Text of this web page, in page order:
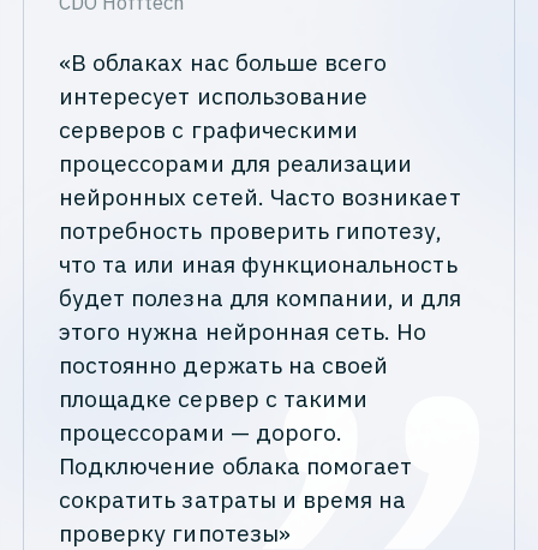
«В облаках нас больше всего
интересует использование
серверов с графическими
процессорами для реализации
нейронных сетей. Часто возникает
потребность проверить гипотезу,
что та или иная функциональность
будет полезна для компании, и для
этого нужна нейронная сеть. Но
постоянно держать на своей
площадке сервер с такими
процессорами — дорого.
Подключение облака помогает
сократить затраты и время на
проверку гипотезы»